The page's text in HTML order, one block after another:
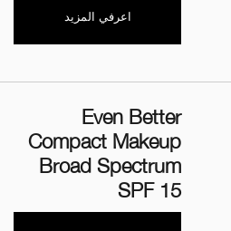
اعرفي المزيد
Even Better
Compact Makeup
Broad Spectrum
SPF 15